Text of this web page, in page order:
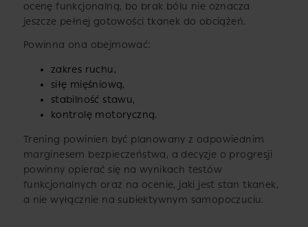
ocenę funkcjonalną, bo brak bólu nie oznacza
jeszcze pełnej gotowości tkanek do obciążeń.
Powinna ona obejmować:
zakres ruchu,
siłę mięśniową,
stabilność stawu,
kontrolę motoryczną.
Trening powinien być planowany z odpowiednim
marginesem bezpieczeństwa, a decyzje o progresji
powinny opierać się na wynikach testów
funkcjonalnych oraz na ocenie, jaki jest stan tkanek,
a nie wyłącznie na subiektywnym samopoczuciu.